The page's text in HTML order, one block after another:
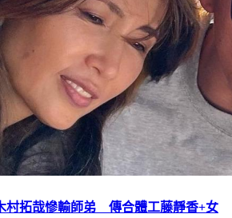
村拓哉慘輸師弟 傳合體工藤靜香+女